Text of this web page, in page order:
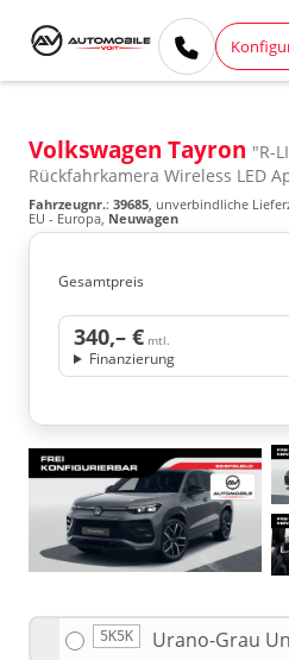
Volkswagen Tayron "R-
Rückfahrkamera Wireless LED
Fahrzeugnr.: 39685, unverbindliche
EU - Europa, Neuwagen
Gesamtpreis
340,– € mtl.
Finanzierung
5K5K Urano-Grau